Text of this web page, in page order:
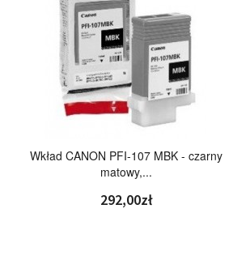
Wkład CANON PFI-107 MBK - czarny
matowy,...
292,00zł